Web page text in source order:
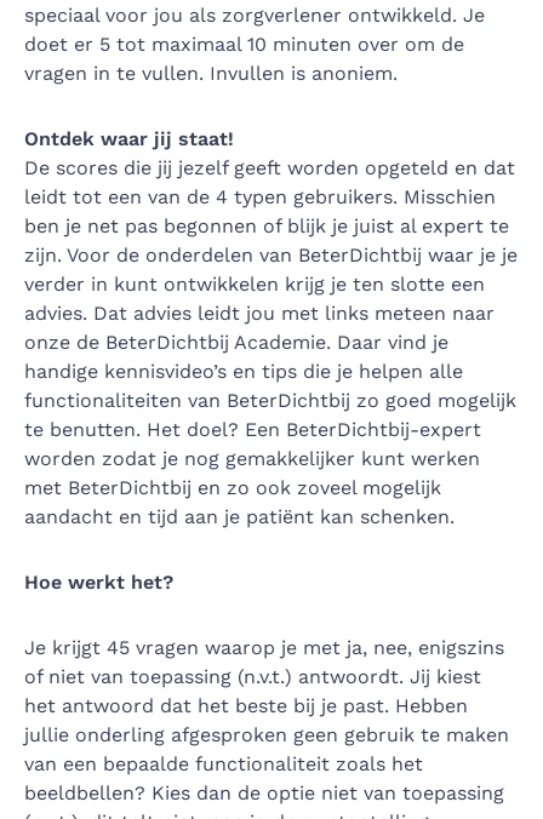
speciaal voor jou als zorgverlener ontwikkeld. Je
doet er 5 tot maximaal 10 minuten over om de
vragen in te vullen. Invullen is anoniem.
Ontdek waar jij staat!
De scores die jij jezelf geeft worden opgeteld en dat
leidt tot een van de 4 typen gebruikers. Misschien
ben je net pas begonnen of blijk je juist al expert te
zijn. Voor de onderdelen van BeterDichtbij waar je je
verder in kunt ontwikkelen krijg je ten slotte een
advies. Dat advies leidt jou met links meteen naar
onze de BeterDichtbij Academie. Daar vind je
handige kennisvideo’s en tips die je helpen alle
functionaliteiten van BeterDichtbij zo goed mogelijk
te benutten. Het doel? Een BeterDichtbij-expert
worden zodat je nog gemakkelijker kunt werken
met BeterDichtbij en zo ook zoveel mogelijk
aandacht en tijd aan je patiënt kan schenken.
Hoe werkt het?
Je krijgt 45 vragen waarop je met ja, nee, enigszins
of niet van toepassing (n.v.t.) antwoordt. Jij kiest
het antwoord dat het beste bij je past. Hebben
jullie onderling afgesproken geen gebruik te maken
van een bepaalde functionaliteit zoals het
beeldbellen? Kies dan de optie niet van toepassing